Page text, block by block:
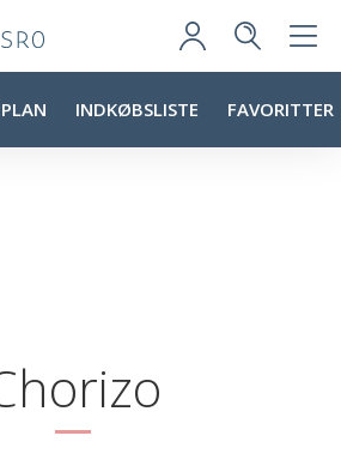
INDKØBSLISTE FAVORITTER